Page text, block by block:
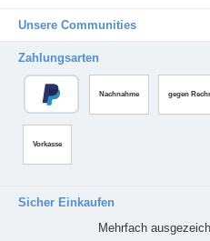
Unsere Communities
Zahlungsarten
Nachnahme gegen
Vorkasse
Sicher Einkaufen
Mehrfach